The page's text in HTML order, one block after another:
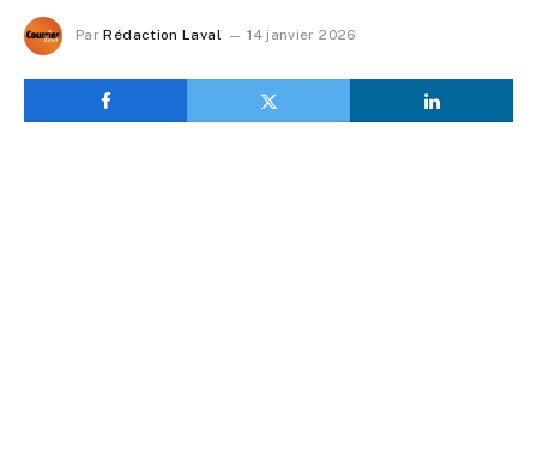
Par Rédaction Laval 14 janvier 2026